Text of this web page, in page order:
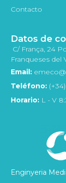
Enginyeria
Contacto
Datos de
C/ França, 24
Franqueses del
Email:
Teléfono:
Horario: L - V